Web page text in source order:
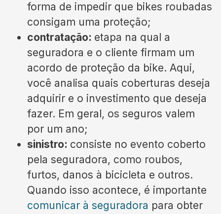
forma de impedir que bikes roubadas
consigam uma proteção;
contratação: etapa na qual a
seguradora e o cliente firmam um
acordo de proteção da bike. Aqui,
você analisa quais coberturas deseja
adquirir e o investimento que deseja
fazer. Em geral, os seguros valem
por um ano;
sinistro: consiste no evento coberto
pela seguradora, como roubos,
furtos, danos à bicicleta e outros.
Quando isso acontece, é importante
comunicar à seguradora para obter